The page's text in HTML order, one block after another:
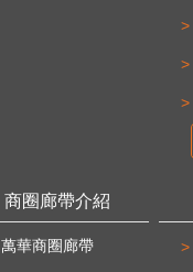
商圈廊帶介紹
萬華商圈廊帶